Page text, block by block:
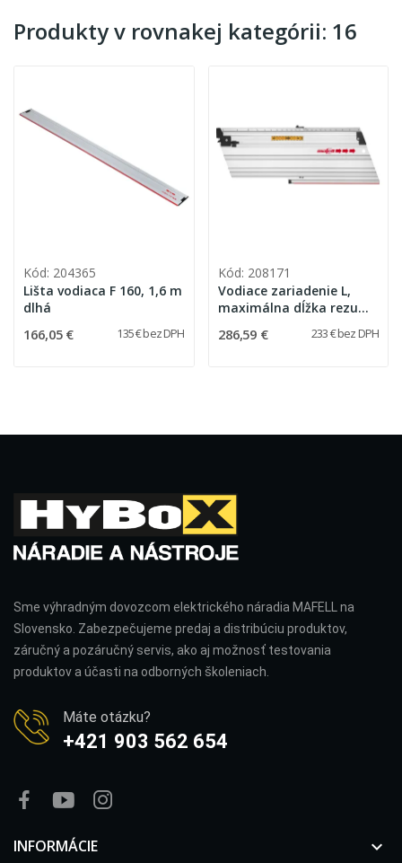
Produkty v rovnakej kategórii: 16
Kód: 204365
Lišta vodiaca F 160, 1,6 m
dlhá
166,05 € 135 € bez DPH
Kód: 208171
Vodiace zariadenie L,
maximálna dĺžka rezu
286,59 € 233 € bez DPH
Sme výhradným dovozcom elektrického náradia MAFELL na
Slovensko. Zabezpečujeme predaj a distribúciu produktov,
záručný a pozáručný servis, ako aj možnosť testovania
produktov a účasti na odborných školeniach.
Máte otázku?
+421 903 562 654
INFORMÁCIE 